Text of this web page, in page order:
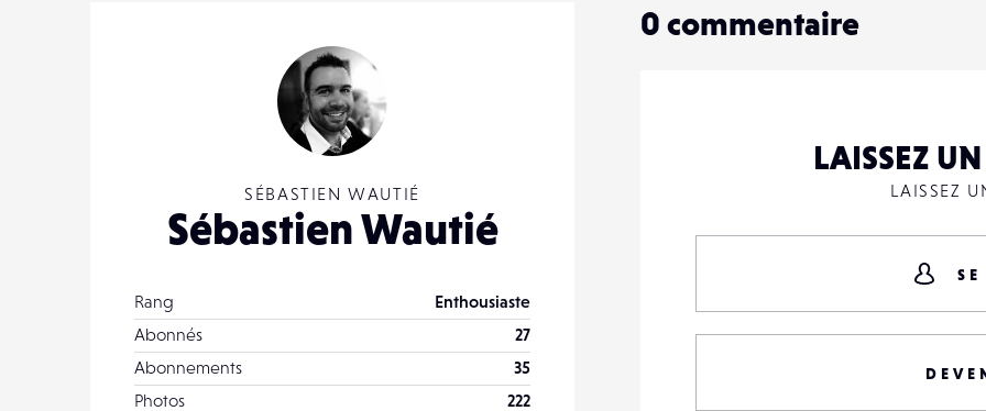
SÉBASTIEN WAUTIÉ
Sébastien Wautié
Rang
Enthousiaste
Abonnés
27
Abonnements
35
Photos
222
0 commentaire
LAISSEZ
LAISSEZ